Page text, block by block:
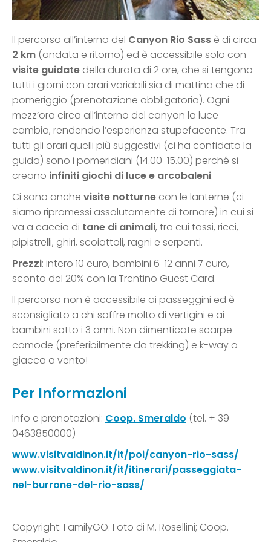
Il percorso all’interno del Canyon Rio Sass è di circa
2 km (andata e ritorno) ed è accessibile solo con
visite guidate della durata di 2 ore, che si tengono
tutti i giorni con orari variabili sia di mattina che di
pomeriggio (prenotazione obbligatoria). Ogni
mezz’ora circa all’interno del canyon la luce
cambia, rendendo l’esperienza stupefacente. Tra
tutti gli orari quelli più suggestivi (ci ha confidato la
guida) sono i pomeridiani (14.00-15.00) perché si
creano infiniti giochi di luce e arcobaleni.
Ci sono anche visite notturne con le lanterne (ci
siamo ripromessi assolutamente di tornare) in cui si
va a caccia di tane di animali, tra cui tassi, ricci,
pipistrelli, ghiri, scoiattoli, ragni e serpenti.
Prezzi: intero 10 euro, bambini 6-12 anni 7 euro,
sconto del 20% con la Trentino Guest Card.
Il percorso non è accessibile ai passeggini ed è
sconsigliato a chi soffre molto di vertigini e ai
bambini sotto i 3 anni. Non dimenticate scarpe
comode (preferibilmente da trekking) e k-way o
giacca a vento!
Per Informazioni
Info e prenotazioni: Coop. Smeraldo (tel. + 39
0463850000)
www.visitvaldinon.it/it/poi/canyon-rio-sass/
www.visitvaldinon.it/it/itinerari/passeggiata-
nel-burrone-del-rio-sass/
Copyright: FamilyGO. Foto di M. Rosellini; Coop.